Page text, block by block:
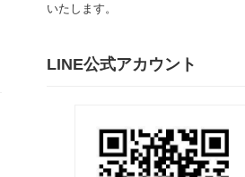
いたします。
LINE公式アカウント